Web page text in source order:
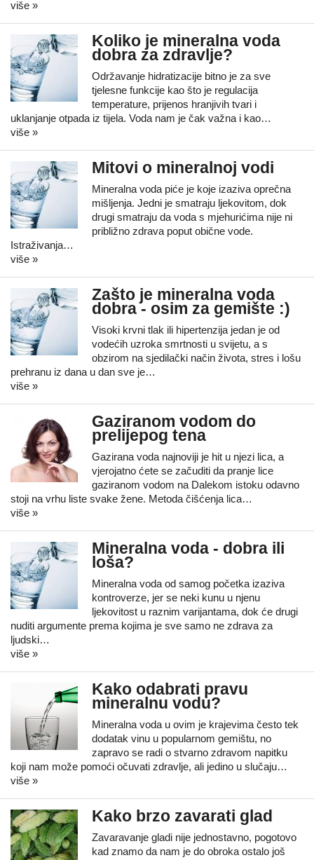
više »
Koliko je mineralna voda
dobra za zdravlje?
Održavanje hidratizacije bitno je za sve
tjelesne funkcije kao što je regulacija
temperature, prijenos hranjivih tvari i
uklanjanje otpada iz tijela. Voda nam je čak važna i kao…
više »
Mitovi o mineralnoj vodi
Mineralna voda piće je koje izaziva oprečna
mišljenja. Jedni je smatraju ljekovitom, dok
drugi smatraju da voda s mjehurićima nije ni
približno zdrava poput obične vode.
Istraživanja…
više »
Zašto je mineralna voda
dobra - osim za gemište :)
Visoki krvni tlak ili hipertenzija jedan je od
vodećih uzroka smrtnosti u svijetu, a s
obzirom na sjedilački način života, stres i lošu
prehranu iz dana u dan sve je…
više »
Gaziranom vodom do
prelijepog tena
Gazirana voda najnoviji je hit u njezi lica, a
vjerojatno ćete se začuditi da pranje lice
gaziranom vodom na Dalekom istoku odavno
stoji na vrhu liste svake žene. Metoda čišćenja lica…
više »
Mineralna voda - dobra ili
loša?
Mineralna voda od samog početka izaziva
kontroverze, jer se neki kunu u njenu
ljekovitost u raznim varijantama, dok će drugi
nuditi argumente prema kojima je sve samo ne zdrava za
ljudski…
više »
Kako odabrati pravu
mineralnu vodu?
Mineralna voda u ovim je krajevima često tek
dodatak vinu u popularnom gemištu, no
zapravo se radi o stvarno zdravom napitku
koji nam može pomoći očuvati zdravlje, ali jedino u slučaju…
više »
Kako brzo zavarati glad
Zavaravanje gladi nije jednostavno, pogotovo
kad znamo da nam je do obroka ostalo još